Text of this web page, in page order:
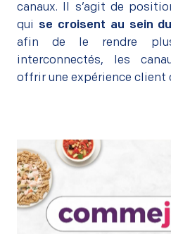
canaux. Il s’agit de
qui se croisent au sein
afin de le rendre
interconnectés, les
offrir une expérience client